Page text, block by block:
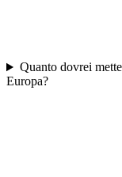
Quanto dovrei
Europa?